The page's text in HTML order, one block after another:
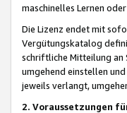
maschinelles Lernen
Die Lizenz endet mit
Vergütungskatalog
schriftliche Mitteilung an
umgehend einstellen
jeweils verlangt,
2. Voraussetzungen